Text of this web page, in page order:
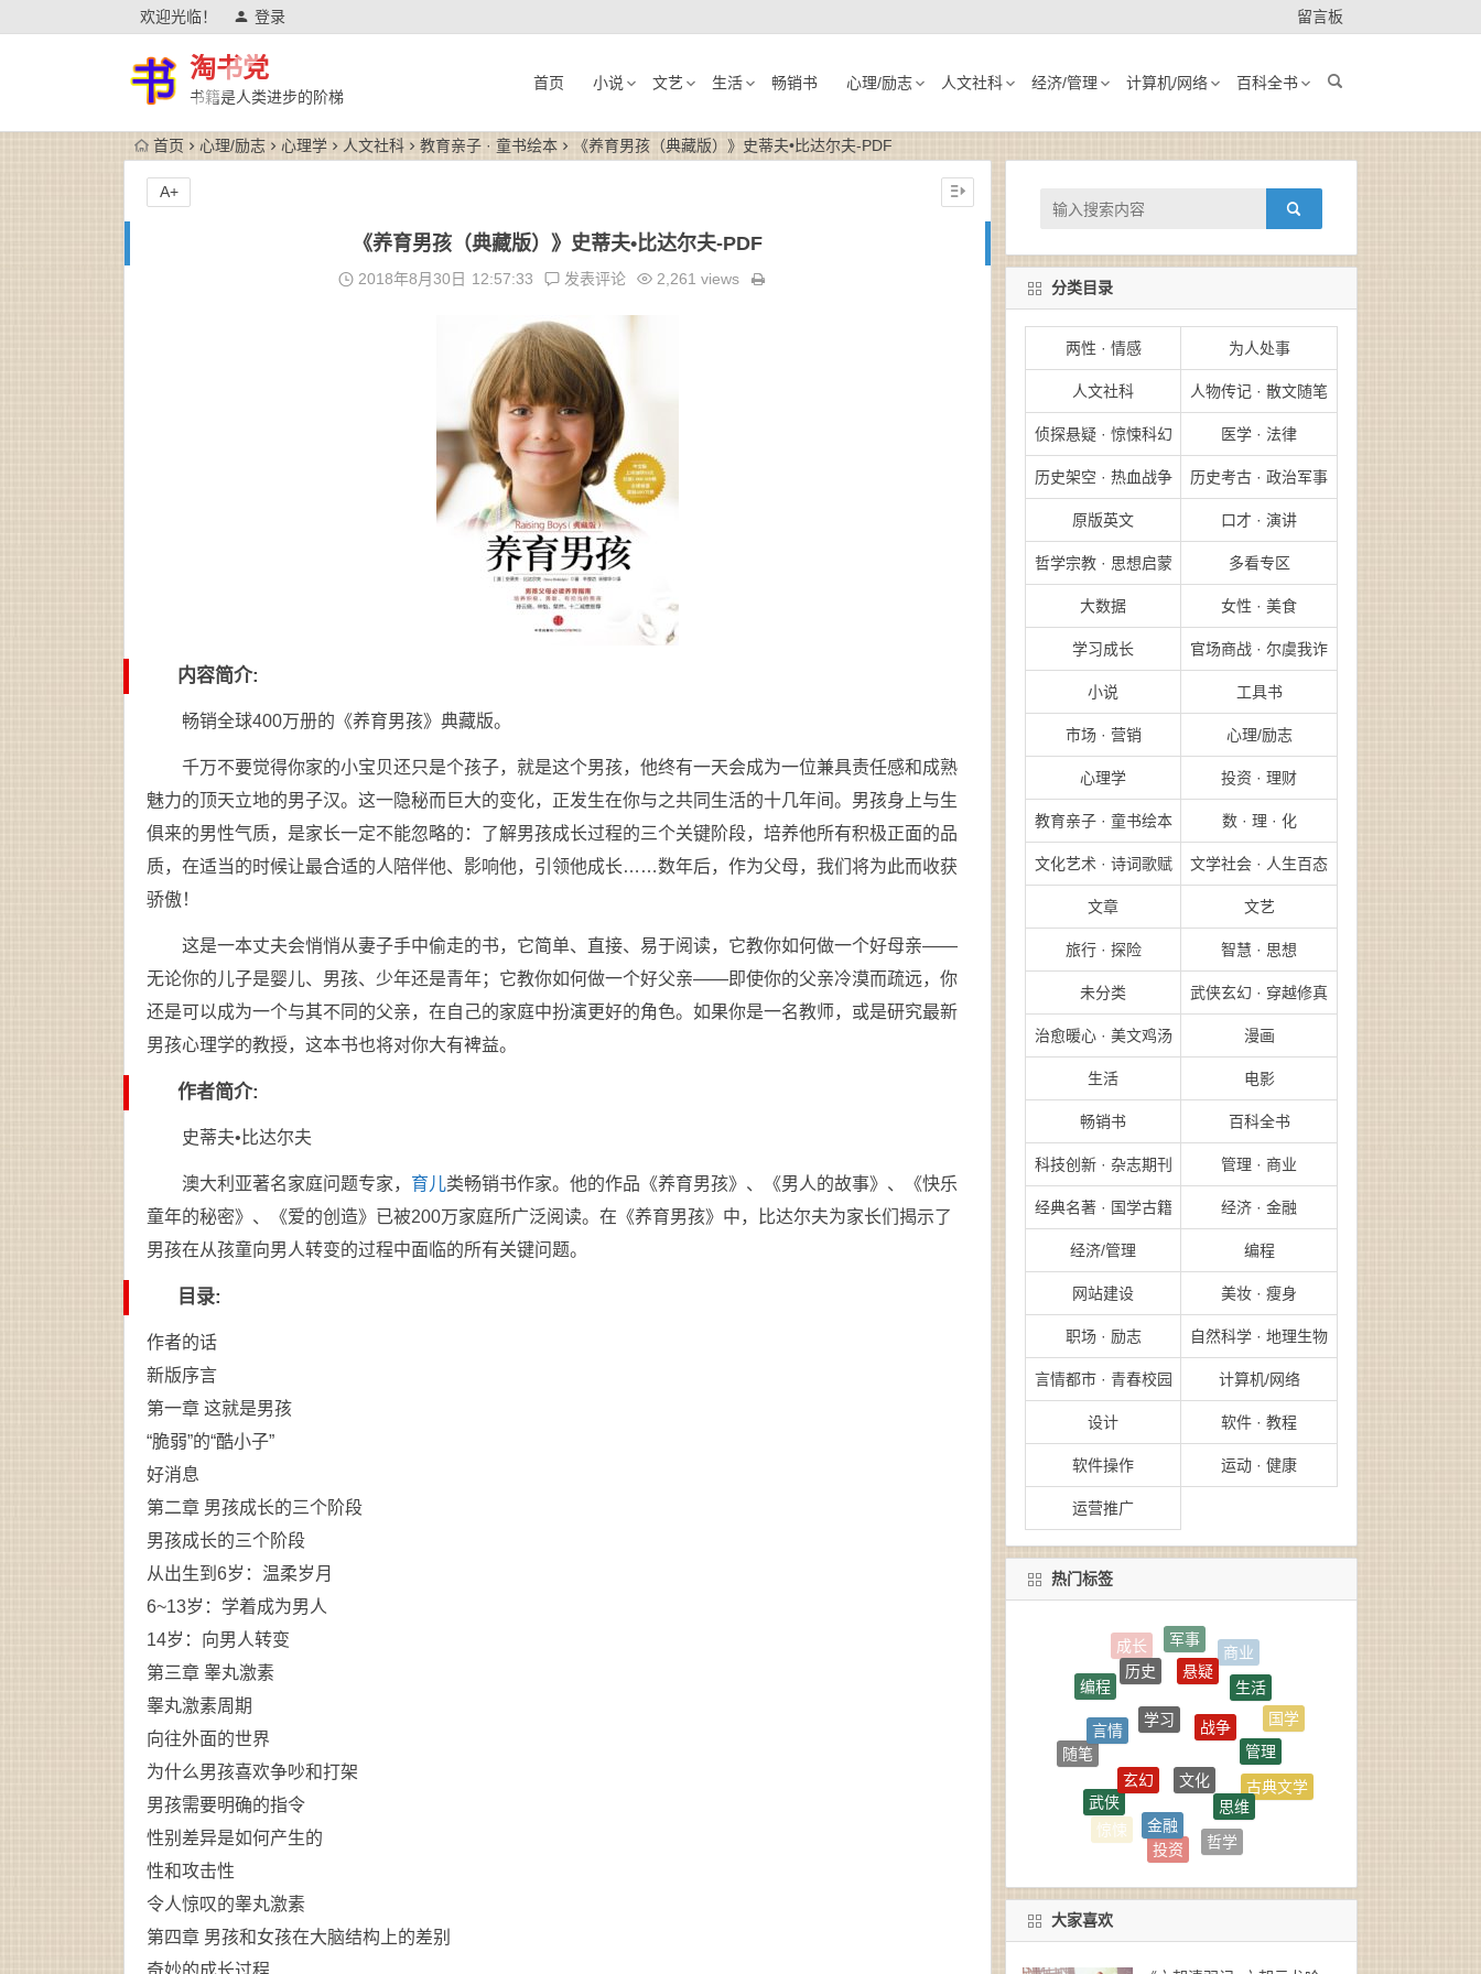
欢迎光临！ 登录 留言板
淘书党
书籍是人类进步的阶梯
首页 小说 文艺 生活 畅销书 心理/励志 人文社科 经济/管理 计算机/网络 百科全书
首页 心理/励志 心理学 人文社科 教育亲子 · 童书绘本 《养育男孩（典藏版）》史蒂夫•比达尔夫-PDF
《养育男孩（典藏版）》史蒂夫•比达尔夫-PDF
2018年8月30日 12:57:33 发表评论 2,261 views
内容简介:
畅销全球400万册的《养育男孩》典藏版。
千万不要觉得你家的小宝贝还只是个孩子，就是这个男孩，他终有一天会成为一位兼具责任感和成熟
魅力的顶天立地的男子汉。这一隐秘而巨大的变化，正发生在你与之共同生活的十几年间。男孩身上与生
俱来的男性气质，是家长一定不能忽略的：了解男孩成长过程的三个关键阶段，培养他所有积极正面的品
质，在适当的时候让最合适的人陪伴他、影响他，引领他成长……数年后，作为父母，我们将为此而收获
骄傲！
这是一本丈夫会悄悄从妻子手中偷走的书，它简单、直接、易于阅读，它教你如何做一个好母亲——
无论你的儿子是婴儿、男孩、少年还是青年；它教你如何做一个好父亲——即使你的父亲冷漠而疏远，你
还是可以成为一个与其不同的父亲，在自己的家庭中扮演更好的角色。如果你是一名教师，或是研究最新
男孩心理学的教授，这本书也将对你大有裨益。
作者简介:
史蒂夫•比达尔夫
澳大利亚著名家庭问题专家， 育儿类畅销书作家。他的作品《养育男孩》、《男人的故事》、《快乐
童年的秘密》、《爱的创造》已被200万家庭所广泛阅读。在《养育男孩》中，比达尔夫为家长们揭示了
男孩在从孩童向男人转变的过程中面临的所有关键问题。
目录:
作者的话
新版序言
第一章 这就是男孩
“脆弱”的“酷小子”
好消息
第二章 男孩成长的三个阶段
男孩成长的三个阶段
从出生到6岁：温柔岁月
6~13岁：学着成为男人
14岁：向男人转变
第三章 睾丸激素
睾丸激素周期
向往外面的世界
为什么男孩喜欢争吵和打架
男孩需要明确的指令
性别差异是如何产生的
性和攻击性
令人惊叹的睾丸激素
第四章 男孩和女孩在大脑结构上的差别
奇妙的成长过程
A+
分类目录
两性 · 情感 为人处事
人文社科 人物传记 · 散文随笔
侦探悬疑 · 惊悚科幻 医学 · 法律
历史架空 · 热血战争 历史考古 · 政治军事
原版英文 口才 · 演讲
哲学宗教 · 思想启蒙 多看专区
大数据 女性 · 美食
学习成长 官场商战 · 尔虞我诈
小说 工具书
市场 · 营销 心理/励志
心理学 投资 · 理财
教育亲子 · 童书绘本 数 · 理 · 化
文化艺术 · 诗词歌赋 文学社会 · 人生百态
文章 文艺
旅行 · 探险 智慧 · 思想
未分类 武侠玄幻 · 穿越修真
治愈暖心 · 美文鸡汤 漫画
生活 电影
畅销书 百科全书
科技创新 · 杂志期刊 管理 · 商业
经典名著 · 国学古籍 经济 · 金融
经济/管理 编程
网站建设 美妆 · 瘦身
职场 · 励志 自然科学 · 地理生物
言情都市 · 青春校园 计算机/网络
设计 软件 · 教程
软件操作 运动 · 健康
运营推广
热门标签
历史
悬疑
生活
国学
随笔
言情
学习 战争
管理
古典文学
人物
科普
旅行
惊悚
武侠
玄幻 文化
思维
哲学
投资
金融
大家喜欢